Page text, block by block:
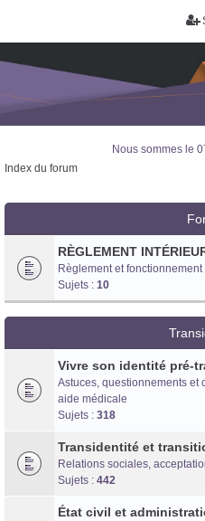
Trans District
Forum d'information sur les
Nous sommes le
Index du forum
RÈGLEMENT
Règlement et fonctionnement
Sujets : 10
Vivre son identité pré-
Astuces, questionnements et
aide médicale
Sujets : 318
Transidentité et
Relations sociales,
Sujets : 442
État civil et